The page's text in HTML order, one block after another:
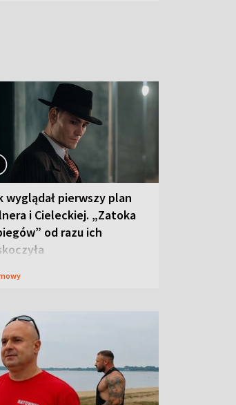
wyglądał pierwszy plan
i Cieleckiej. „Zatoka
od razu ich